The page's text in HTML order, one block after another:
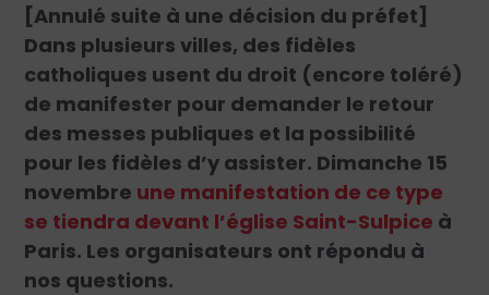
[Annulé suite à une décision du préfet]
Dans plusieurs villes, des fidèles
catholiques usent du droit (encore toléré)
de manifester pour demander le retour
des messes publiques et la possibilité
pour les fidèles d’y assister. Dimanche 15
novembre une manifestation de ce type
se tiendra devant l’église Saint-Sulpice à
Paris. Les organisateurs ont répondu à
nos questions.